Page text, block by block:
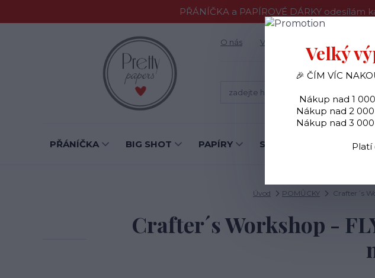
PŘÁNÍČKA a PAPÍROVÉ DÁRKY odesílám
O nás Vše o nákupu
PŘÁNÍČKA BIG SHOT PAPÍRY SAMOLEPKY
Úvod POMŮCKY Crafter´s
Crafter´s Workshop -
Velký
🎉 ČÍM VÍC
Nákup nad 1
Nákup nad 2
Nákup nad 3
Platí